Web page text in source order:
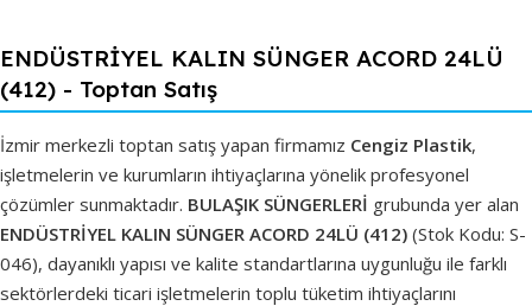
ENDÜSTRİYEL KALIN SÜNGER ACORD 24LÜ
(412) - Toptan Satış
İzmir merkezli toptan satış yapan firmamız Cengiz Plastik,
işletmelerin ve kurumların ihtiyaçlarına yönelik profesyonel
çözümler sunmaktadır. BULAŞIK SÜNGERLERİ grubunda yer alan
ENDÜSTRİYEL KALIN SÜNGER ACORD 24LÜ (412) (Stok Kodu: S-
046), dayanıklı yapısı ve kalite standartlarına uygunluğu ile farklı
sektörlerdeki ticari işletmelerin toplu tüketim ihtiyaçlarını